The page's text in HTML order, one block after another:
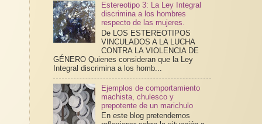
Estereotipo 3: La Ley Integral
discrimina a los hombres
respecto de las mujeres.
De LOS ESTEREOTIPOS
VINCULADOS A LA LUCHA
CONTRA LA VIOLENCIA DE
GÉNERO Quienes consideran que la Ley
Integral discrimina a los homb...
Ejemplos de comportamiento
machista, chulesco y
prepotente de un marichulo
En este blog pretendemos